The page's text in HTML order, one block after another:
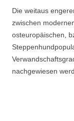
Die weitaus
zwischen
osteuropäischen,
nachgewiesen